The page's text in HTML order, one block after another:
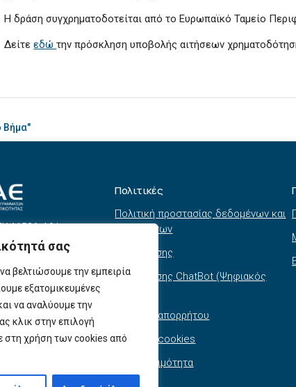
σας
βελτιώσουμε την εμπειρία
εξατομικευμένες
να αναλύουμε την
κλικ στην επιλογή
στη χρήση των cookies από
Η δράση συγχρηματοδοτείται από το Ευρωπαϊκό Ταμείο
Δείτεεδώτην πρόσκληση υποβολής αιτήσεων
Βήμα"
11526, Αθήνα
– 17:00
Πολιτικές
Πολιτική προστασίας δεδομένων και
συστημάτων
Όροι χρήσης
Όροι χρήσης ChatBot (Ψηφιακός
Πολιτική απορρήτου
Πολιτική cookies
Προσβασιμότητα